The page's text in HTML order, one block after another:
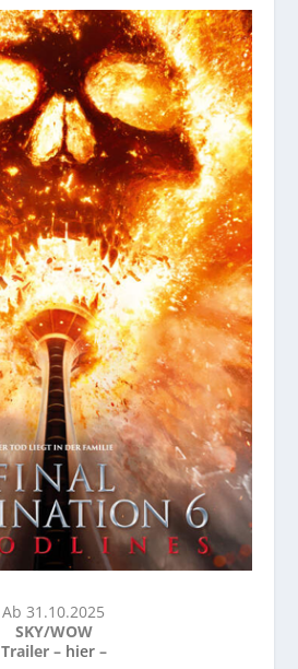
Ab 31.10.2025
SKY/WOW
Trailer – hier –